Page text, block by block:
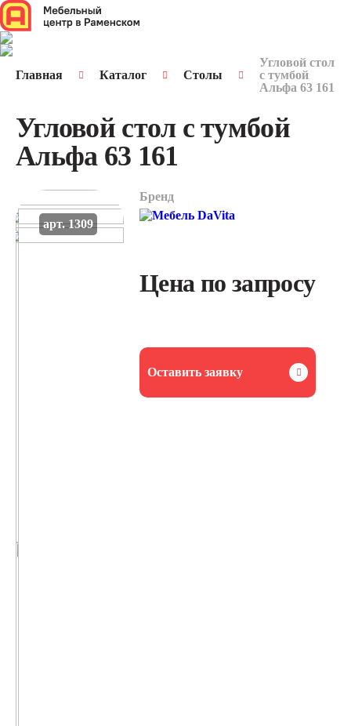
Главная Каталог Столы
Угловой стол
с тумбой
Альфа 63 161
Угловой стол с тумбой
Альфа 63 161
арт. 1309
Бренд
Цена по запросу
Оставить заявку